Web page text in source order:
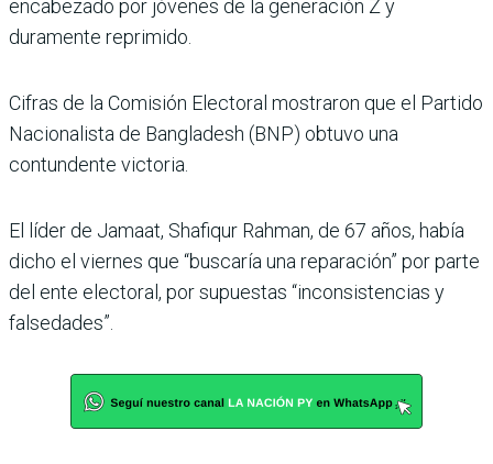
encabezado por jóvenes de la generación Z y
duramente reprimido.
Cifras de la Comisión Electoral mostraron que el Partido
Nacionalista de Bangladesh (BNP) obtuvo una
contundente victoria.
El líder de Jamaat, Shafiqur Rahman, de 67 años, había
dicho el viernes que “buscaría una reparación” por parte
del ente electoral, por supuestas “inconsistencias y
falsedades”.